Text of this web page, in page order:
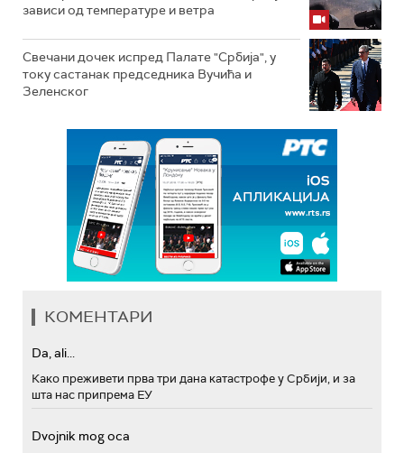
зависи од температуре и ветра
Свечани дочек испред Палате "Србија", у
току састанак председника Вучића и
Зеленског
КОМЕНТАРИ
Da, ali...
Како преживети прва три дана катастрофе у Србији, и за
шта нас припрема ЕУ
Dvojnik mog oca